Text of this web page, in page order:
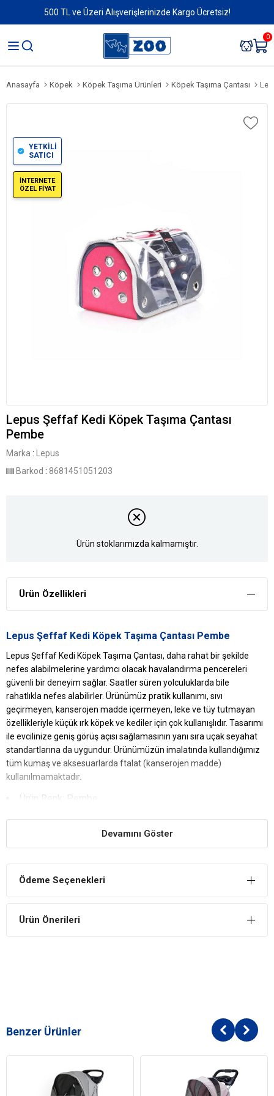
500 TL ve Üzeri Alışverişlerinizde Kargo Ücretsiz!
0
Anasayfa Köpek Köpek Taşıma Ürünleri Köpek Taşıma Çantası
YETKİLİ
SATICI
İNTERNETE
ÖZEL FİYAT
Lepus Şeffaf Kedi Köpek Taşıma Çantası
Pembe
Marka :
Lepus
Barkod : 8681451051203
Ürün stoklarımızda kalmamıştır.
Ürün Özellikleri
Lepus Şeffaf Kedi Köpek Taşıma Çantası Pembe
Lepus Şeffaf Kedi Köpek Taşıma Çantası, daha rahat bir şekilde
nefes alabilmelerine yardımcı olacak havalandırma pencereleri
güvenli bir deneyim sağlar. Saatler süren yolculuklarda bile
rahatlıkla nefes alabilirler. Ürünümüz pratik kullanımı, sıvı
geçirmeyen, kanserojen madde içermeyen, leke ve tüy tutmayan
özellikleriyle küçük ırk köpek ve kediler için çok kullanışlıdır. Tasarımı
ile evcilinize geniş görüş açısı sağlamasının yanı sıra uçak seyahat
standartlarına da uygundur. Ürünümüzün imalatında kullandığımız
tüm kumaş ve aksesuarlarda ftalat (kanserojen madde)
kullanılmamaktadır.
Ürün Renk: Pembe
LepusŞeffaf KediKöpek TaşımaÇantası Yararları
süre kullanabileceğiniz evcilinizin rahat ve keyifli bir şekilde hareket
edebilmesi için özel olarak yapılandırılan bir çanta modelidir.
Şık tasarım özelliği sayesinde kullanım esnasında herhangi bir
Devamını Göster
Ödeme Seçenekleri
Ürün Önerileri
Benzer Ürünler